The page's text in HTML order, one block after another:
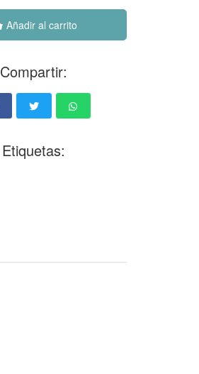
Añadir al carrito
Compartir:
Etiquetas: